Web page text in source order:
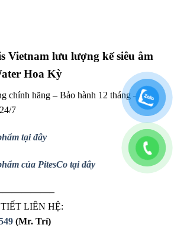
Vietnam lưu lượng kế siêu âm
Hoa Kỳ
chính hãng – Bảo hành 12 tháng – Tư
7
tại đây
của PitesCo tại đây
LIÊN HỆ:
(Mr. Trí)